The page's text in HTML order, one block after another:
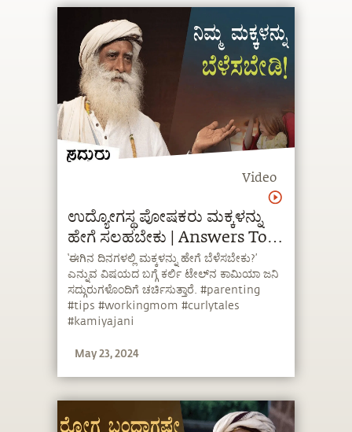
Video
ಉದ್ಯೋಗಸ್ಥ ಪೋಷಕರು ಮಕ್ಕಳನ್ನು
ಹೇಗೆ ಸಲಹಬೇಕು | Answers To
Working Parents’ Burning
Questions | Kannada
‘ಈಗಿನ ದಿನಗಳಲ್ಲಿ ಮಕ್ಕಳನ್ನು ಹೇಗೆ ಬೆಳೆಸಬೇಕು?’
ಎನ್ನುವ ವಿಷಯದ ಬಗ್ಗೆ ಕರ್ಲಿ ಟೇಲ್‌ನ ಕಾಮಿಯಾ ಜನಿ
ಸದ್ಗುರುಗಳೊಂದಿಗೆ ಚರ್ಚಿಸುತ್ತಾರೆ. #parenting
#tips #workingmom #curlytales
#kamiyajani
May 23, 2024